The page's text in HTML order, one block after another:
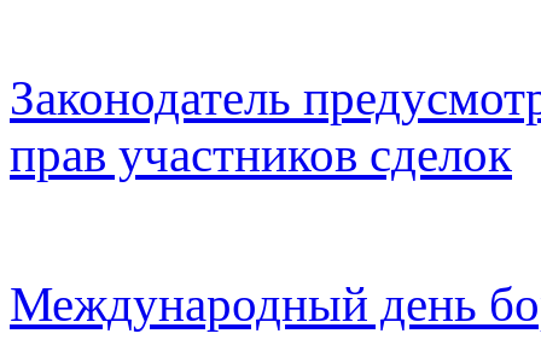
Законодатель
прав участников сделок
Международный день